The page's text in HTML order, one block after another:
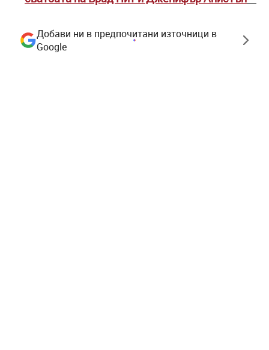
Добави ни в предпочитани източници в
Google